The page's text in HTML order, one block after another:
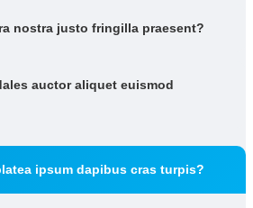
nostra justo fringilla praesent?
auctor aliquet euismod
ipsum dapibus cras turpis?